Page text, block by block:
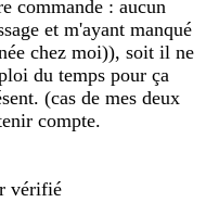
commande : aucun
et m'ayant manqué
chez moi)), soit il ne
du temps pour ça
(cas de mes deux
compte.
vérifié